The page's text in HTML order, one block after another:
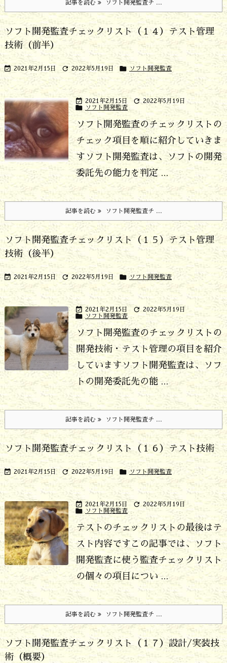
記事を読む ソフト開発監査チ ...
ソフト開発監査チェックリスト（１４）テスト管理
技術（前半）
 2021年2月15日  2022年5月19日  ソフト開発監査
 2021年2月15日  2022年5月19日
 ソフト開発監査
ソフト開発監査のチェックリストの
チェック項目を順に紹介していきま
すソフト開発監査は、ソフトの開発
委託先の能力を判定 ...
記事を読む ソフト開発監査チ ...
ソフト開発監査チェックリスト（１５）テスト管理
技術（後半）
 2021年2月15日  2022年5月19日  ソフト開発監査
 2021年2月15日  2022年5月19日
 ソフト開発監査
ソフト開発監査のチェックリストの
開発技術・テスト管理の項目を紹介
していますソフト開発監査は、ソフ
トの開発委託先の能 ...
記事を読む ソフト開発監査チ ...
ソフト開発監査チェックリスト（１６）テスト技術
 2021年2月15日  2022年5月19日  ソフト開発監査
 2021年2月15日  2022年5月19日
 ソフト開発監査
テストのチェックリストの最後はテ
スト内容です この記事では、ソフト
開発監査に使う監査チェックリスト
の個々の項目につい ...
記事を読む ソフト開発監査チ ...
ソフト開発監査チェックリスト（１７）設計/実装技
術（概要）